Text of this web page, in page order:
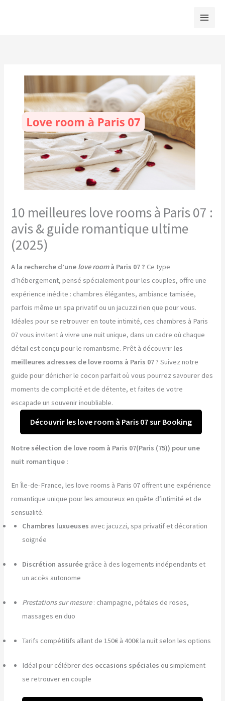
10 meilleures love rooms à Paris 07 :
avis & guide romantique ultime
(2025)
A la recherche d’une love roomà Paris 07 ? Ce type
d’hébergement, pensé spécialement pour les couples, offre une
expérience inédite : chambres élégantes, ambiance tamisée,
parfois même un spa privatif ou un jacuzzi rien que pour vous.
Idéales pour se retrouver en toute intimité, ces chambres à Paris
07 vous invitent à vivre une nuit unique, dans un cadre où chaque
détail est conçu pour le romantisme. Prêt à découvrir les
meilleures adresses de love rooms à Paris 07? Suivez notre
guide pour dénicher le cocon parfait où vous pourrez savourer des
moments de complicité et de détente, et faites de votre
escapade un souvenir inoubliable.
Découvrir les love room à Paris 07 sur Booking
Notre sélection de love room à Paris 07(Paris (75)) pour une
nuit romantique :
En Île-de-France, les love rooms à Paris 07 offrent une expérience
romantique unique pour les amoureux en quête d’intimité et de
sensualité.
Chambres luxueuses avec jacuzzi, spa privatif et décoration
soignée
Discrétion assurée grâce à des logements indépendants et
un accès autonome
Prestations sur mesure: champagne, pétales de roses,
massages en duo
Tarifs compétitifs allant de 150€ à 400€ la nuit selon les options
Idéal pour célébrer des occasions spéciales ou simplement
se retrouver en couple